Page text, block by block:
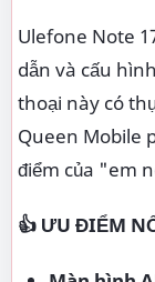
Ulefone Note
dẫn và cấu
thoại này có
Queen Mobile
điểm của "em
👍 ƯU ĐIỂM